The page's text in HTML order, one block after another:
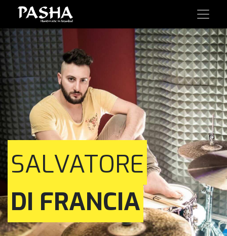
SALVATORE
DI FRANCIA